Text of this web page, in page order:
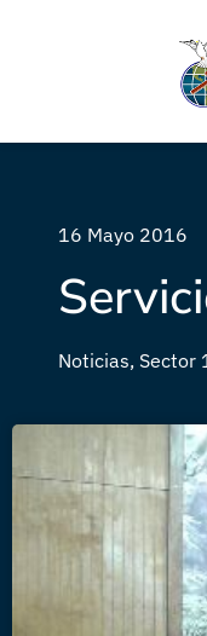
16 Mayo 2016
Noticias, Sector